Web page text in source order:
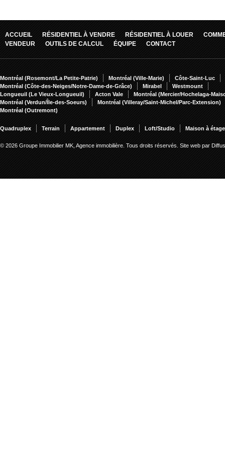
ACCUEIL RÉSIDENTIEL À VENDRE RÉSIDENTIEL À LOUER
VENDEUR
OUTILS DE CALCUL ÉQUIPE CONTACT
Montréal (Rosemont/La Petite-Patrie) Montréal (Ville-Marie)
Côte-Saint-Luc
Montréal (Côte-des-Neiges/Notre-Dame-de-Grâce)
Mirabel
Westmount
Longueuil (Le Vieux-Longueuil)
Acton Vale
Montréal (Mercier/Hochelaga-
Montréal (Verdun/Île-des-Soeurs)
Montréal (Villeray/Saint-Michel/Parc-Extension)
Montréal (Outremont)
Quadruplex Terrain Appartement Duplex Loft/Studio Maison à
© 2026 Groupe Immobilier MK, Agence immobilière. Tous droits réservés. Site web par